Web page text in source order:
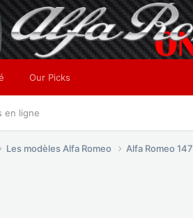
en ligne
Our Picks
Les modèles Alfa Romeo Alfa Romeo 147